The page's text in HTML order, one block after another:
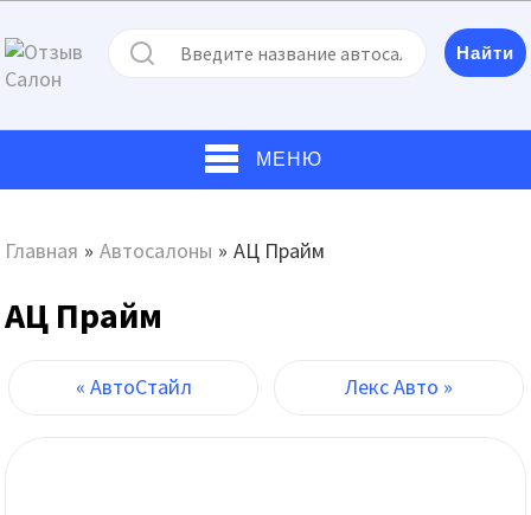
МЕНЮ
Главная » Автосалоны » АЦ Прайм
АЦ Прайм
« АвтоСтайл Лекс Авто »